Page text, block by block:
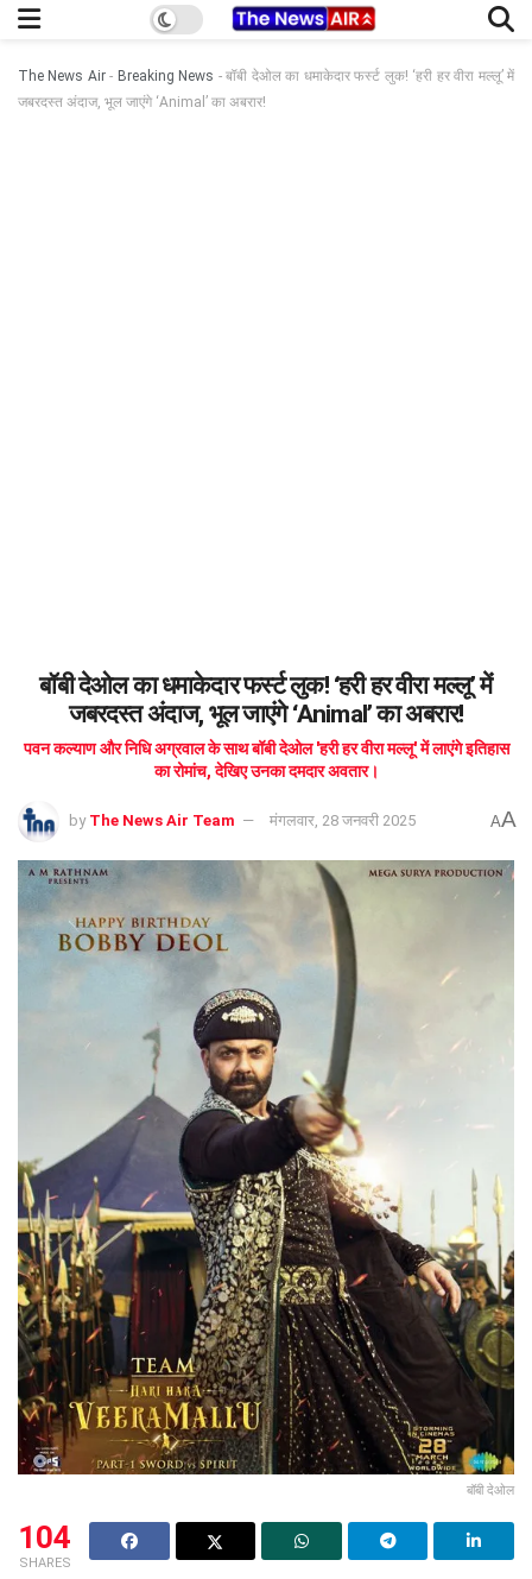
The News Air- Breaking News -बॉबी देओल का धमाकेदार फर्स्ट लुक! ‘हरी हर वीरा मल्लू’ में
जबरदस्त अंदाज, भूल जाएंगे ‘Animal’ का अबरार!
बॉबी देओल का धमाकेदार फर्स्ट लुक! ‘हरी हर वीरा मल्लू’ में
जबरदस्त अंदाज, भूल जाएंगे ‘Animal’ का अबरार!
पवन कल्याण और निधि अग्रवाल के साथ बॉबी देओल 'हरी हर वीरा मल्लू' में लाएंगे इतिहास
का रोमांच, देखिए उनका दमदार अवतार।
by The News Air Team मंगलवार, 28 जनवरी 2025 AA
बॉबी देओल
104
SHARES